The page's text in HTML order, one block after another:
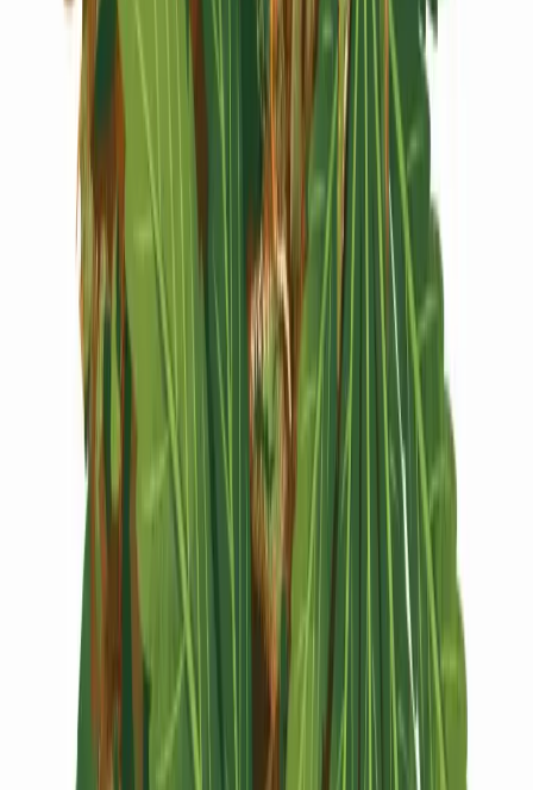
Vapes & Zubehör